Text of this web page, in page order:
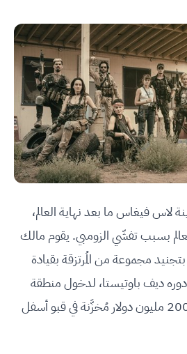
لاس فيغاس ما بعد نهاية العالم،
بسبب تفشّي الزومبي. يقوم مالك
بتجنيد مجموعة من المُرتزقة بقيادة
ديف باوتيستا، لدخول منطقة
الحجر الصحي واسترداد 200 مليون دولار مُخزَّنة في قبو أسفل